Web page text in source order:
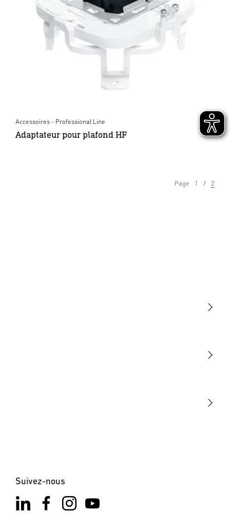
Accessoires - Professional Line
Adaptateur pour plafond HF
Page 1 2
Suivez-nous